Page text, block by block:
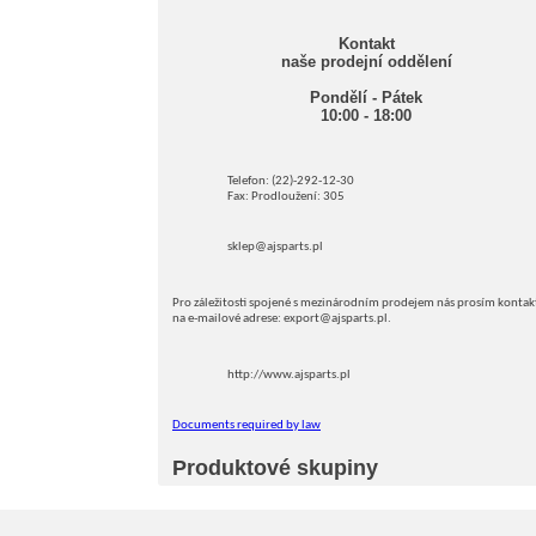
Kontakt
naše prodejní oddělení
Pondělí - Pátek
10:00 - 18:00
Telefon: (22)-292-12-30
Fax: Prodloužení: 305
sklep@ajsparts.pl
Pro záležitosti spojené s mezinárodním prodejem nás prosím
na e-mailové adrese: export@ajsparts.pl.
http://www.ajsparts.pl
Documents required by law
Produktové skupiny